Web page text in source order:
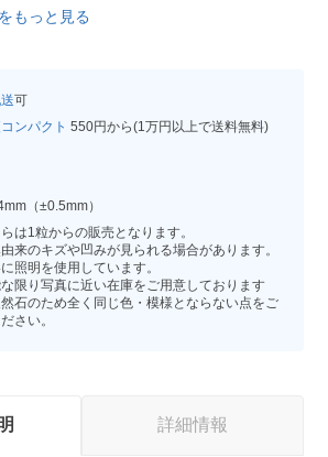
もっと見る
可
ンパクト 550円から(1万円以上で送料無料)
（±0.5mm）
らは1粒からの販売となります。
由来のキズや凹みが見られる場合があります。
に照明を使用しています。
な限り写真に近い在庫をご用意しております
石のため全く同じ色・模様とならない点をご
さい。
詳細情報